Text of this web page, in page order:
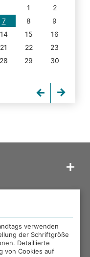
1
2
7 8
9
14 15
16
21 22
23
28 29
30
verwenden
der Schriftgröße
Detaillierte
von Cookies auf